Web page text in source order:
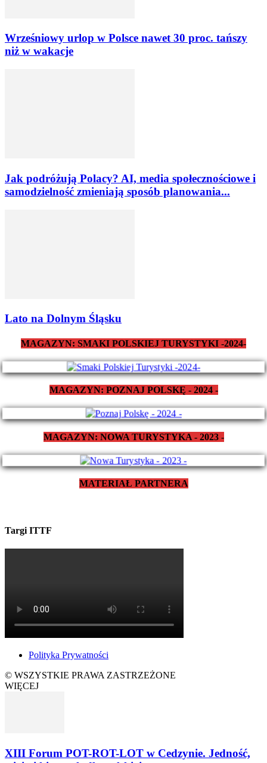
Wrześniowy urlop w Polsce nawet 30 proc. tańszy
niż w wakacje
Jak podróżują Polacy? AI, media społecznościowe i
samodzielność zmieniają sposób planowania...
Lato na Dolnym Śląsku
MAGAZYN: SMAKI POLSKIEJ TURYSTYKI -2024-
MAGAZYN: POZNAJ POLSKĘ - 2024 -
MAGAZYN: NOWA TURYSTYKA - 2023 -
MATERIAŁ PARTNERA
Targi ITTF
Polityka Prywatności
© WSZYSTKIE PRAWA ZASTRZEŻONE
WIĘCEJ
XIII Forum POT-ROT-LOT w Cedzynie. Jedność,